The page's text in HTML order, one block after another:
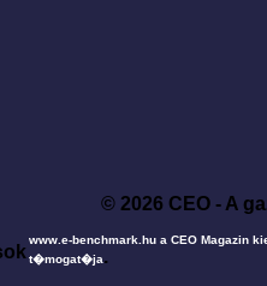
© 2026 CEO - A
www.e-benchmark.hu a CEO Magazin
t�mogat�ja.